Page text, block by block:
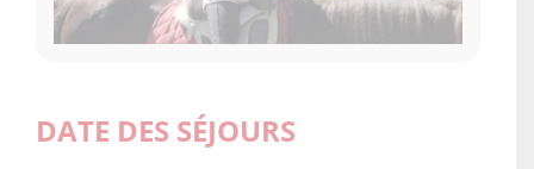
DATE DES SÉJOURS